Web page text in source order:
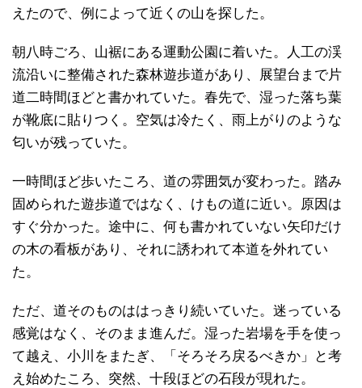
えたので、例によって近くの山を探した。
朝八時ごろ、山裾にある運動公園に着いた。人工の渓
流沿いに整備された森林遊歩道があり、展望台まで片
道二時間ほどと書かれていた。春先で、湿った落ち葉
が靴底に貼りつく。空気は冷たく、雨上がりのような
匂いが残っていた。
一時間ほど歩いたころ、道の雰囲気が変わった。踏み
固められた遊歩道ではなく、けもの道に近い。原因は
すぐ分かった。途中に、何も書かれていない矢印だけ
の木の看板があり、それに誘われて本道を外れてい
た。
ただ、道そのものははっきり続いていた。迷っている
感覚はなく、そのまま進んだ。湿った岩場を手を使っ
て越え、小川をまたぎ、「そろそろ戻るべきか」と考
え始めたころ、突然、十段ほどの石段が現れた。